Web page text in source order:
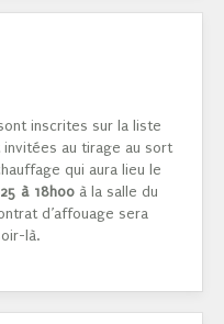
inscrites sur la liste
au tirage au sort
qui aura lieu le
à 18h00 à la salle du
d’affouage sera
là.